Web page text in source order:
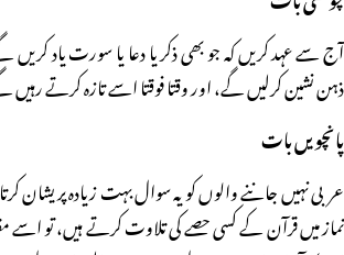
آج سے عہد کریں کہ جو بھی ذکر یا دعا یا سورت یاد
ذہن نشین کرلیں گے، اور وقتا فوقتا اسے تازہ کرتے
پانچویں بات
عربی نہیں جاننے والوں کو یہ سوال بہت زیادہ
نماز میں قرآن کے کسی حصے کی تلاوت کرتے ہیں، تو اسے